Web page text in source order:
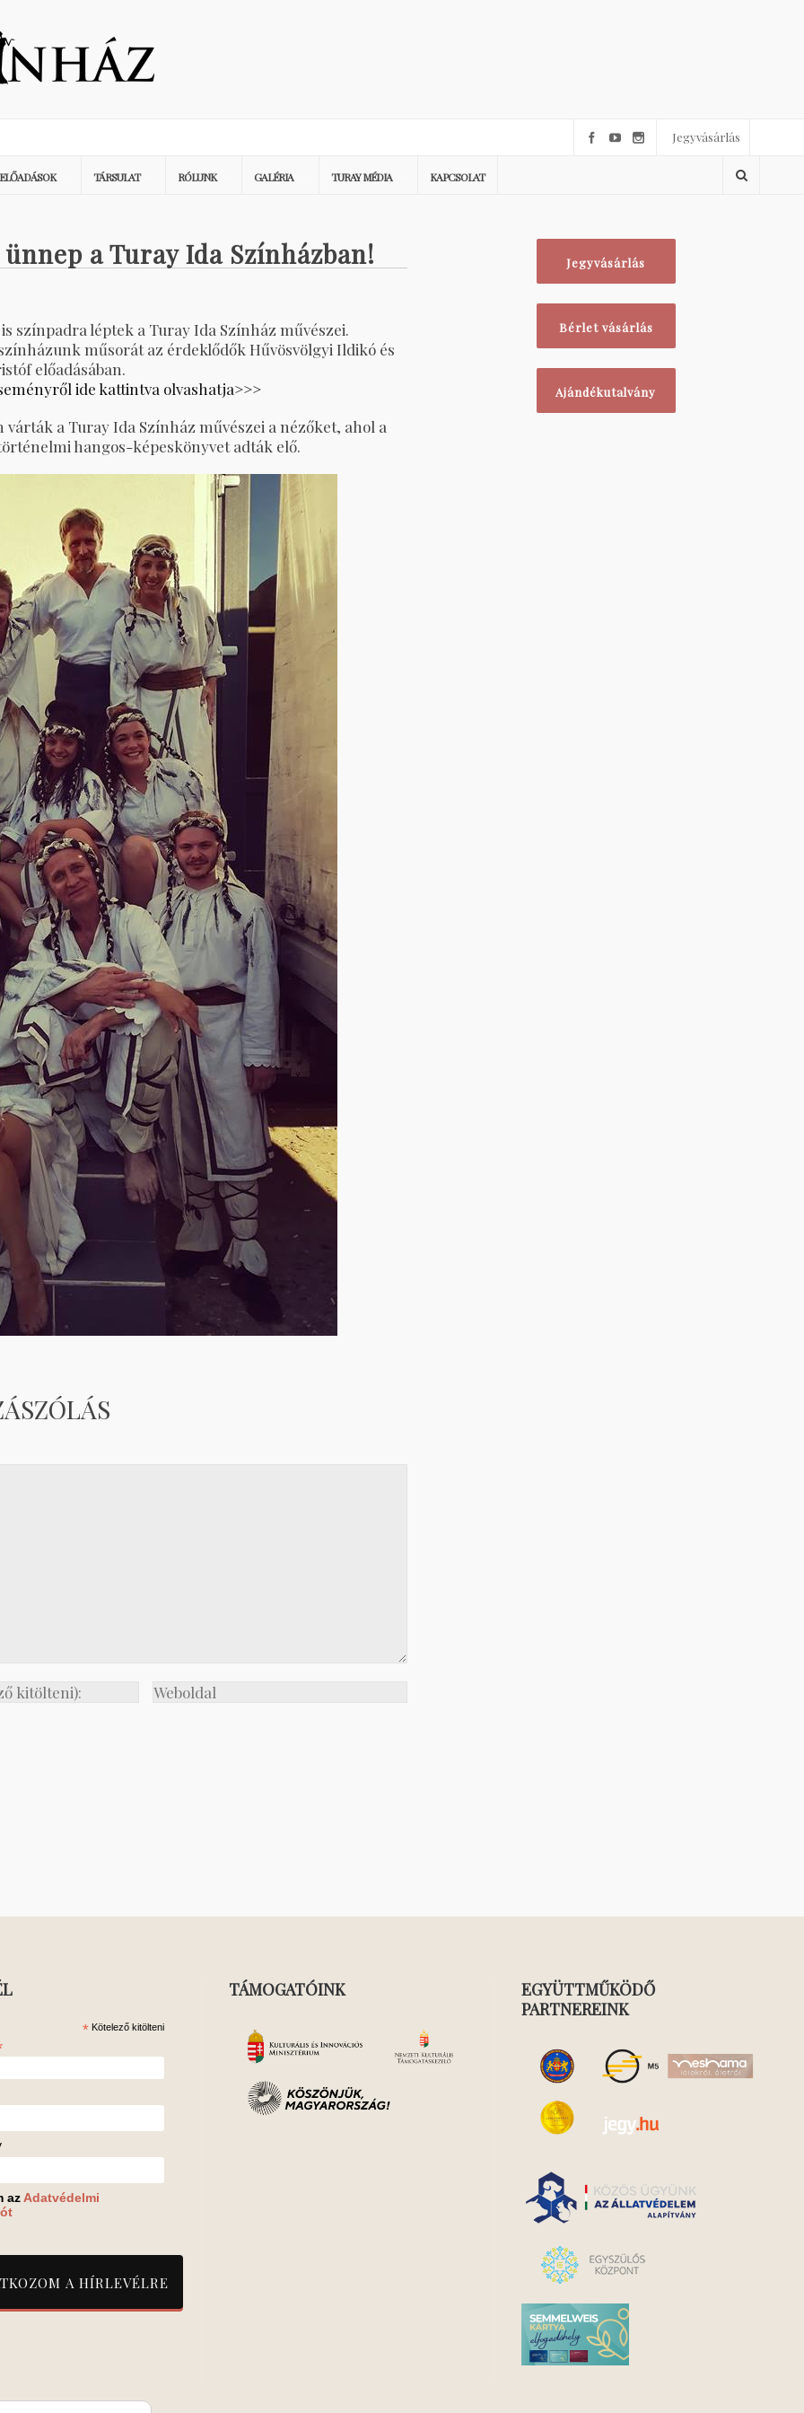
Jegyvásárlás
ELŐADÁSOK TÁRSULAT RÓLUNK GALÉRIA TURAY MÉDIA KAPCSOLAT
a Turay Ida Színházban!
színpadra léptek a Turay Ida Színház művészei.
műsorát az érdeklődők Hűvösvölgyi Ildikó és
előadásában.
ide kattintva olvashatja>>>
a Turay Ida Színház művészei a nézőket, ahol a
hangos-képeskönyvet adták elő.
Jegyvásárlás
Bérlet vásárlás
Ajándékutalvány
* Kötelező kitölteni
az Adatvédelmi
TÁMOGATÓINK
EGYÜTTMŰKÖDŐ
PARTNEREINK